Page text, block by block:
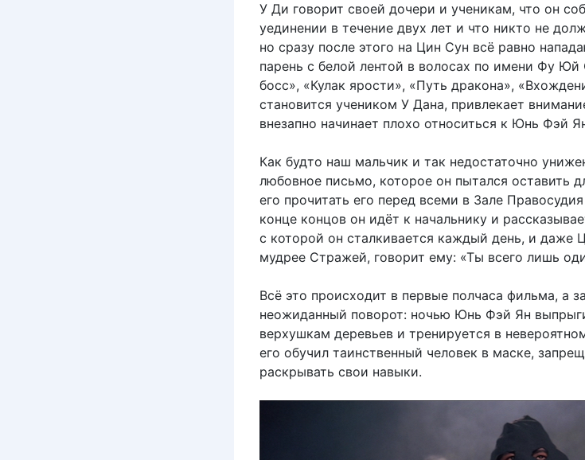
У Ди говорит своей дочери и ученикам, что он
уединении в течение двух лет и что никто не
но сразу после этого на Цин Сун всё равно
парень с белой лентой в волосах по имени Фу
босс», «Кулак ярости», «Путь дракона»,
становится учеником У Дана, привлекает
внезапно начинает плохо относиться к Юнь Фэй
Как будто наш мальчик и так недостаточно
любовное письмо, которое он пытался оставить
его прочитать его перед всеми в Зале
конце концов он идёт к начальнику и
с которой он сталкивается каждый день, и даже
мудрее Стражей, говорит ему: «Ты всего лишь
Всё это происходит в первые полчаса фильма, а
неожиданный поворот: ночью Юнь Фэй Ян
верхушкам деревьев и тренируется в
его обучил таинственный человек в маске,
раскрывать свои навыки.